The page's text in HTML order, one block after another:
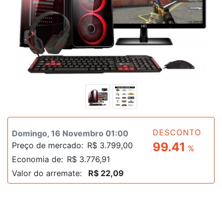
Domingo, 16 Novembro 01:00
Preço de mercado: R$ 3.799,00
Economia de: R$ 3.776,91
Valor do arremate:
R$ 22,09
DESCONTO
99.41 %